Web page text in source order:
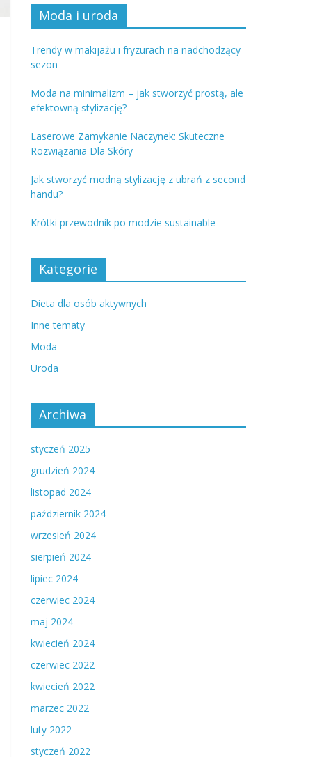
Moda i uroda
Trendy w makijażu i fryzurach na nadchodzący
sezon
Moda na minimalizm – jak stworzyć prostą, ale
efektowną stylizację?
Laserowe Zamykanie Naczynek: Skuteczne
Rozwiązania Dla Skóry
Jak stworzyć modną stylizację z ubrań z second
handu?
Krótki przewodnik po modzie sustainable
Kategorie
Dieta dla osób aktywnych
Inne tematy
Moda
Uroda
Archiwa
styczeń 2025
grudzień 2024
listopad 2024
październik 2024
wrzesień 2024
sierpień 2024
lipiec 2024
czerwiec 2024
maj 2024
kwiecień 2024
czerwiec 2022
kwiecień 2022
marzec 2022
luty 2022
styczeń 2022